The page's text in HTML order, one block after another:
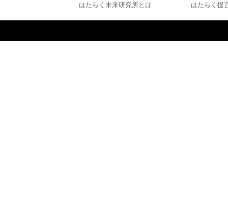
はたらく未来研究所とは
はたらく提